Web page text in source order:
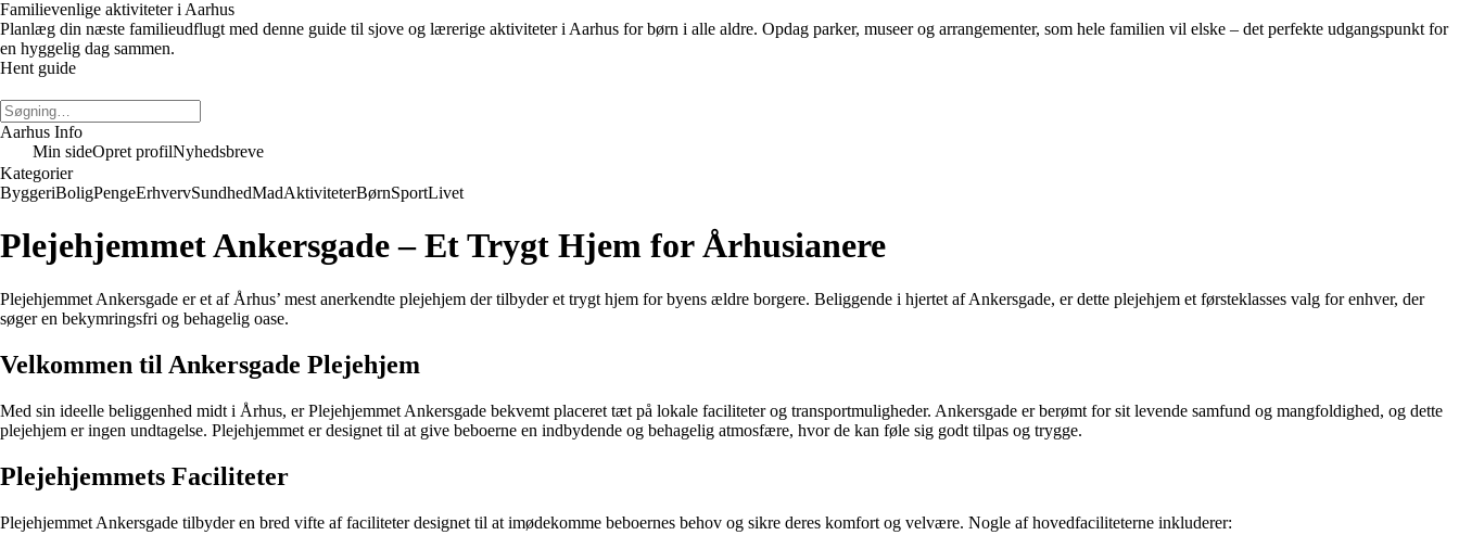
Familievenlige aktiviteter i Aarhus
Planlæg din næste familieudflugt med denne guide til sjove og lærerige aktiviteter i Aarhus for børn i alle aldre. Opdag parker, museer og arrangementer, som hele familien vil elske – det perfekte udgangspunkt for
en hyggelig dag sammen.
Hent guide
Aarhus Info
Min sideOpret profilNyhedsbreve
Kategorier
ByggeriBoligPengeErhvervSundhedMadAktiviteterBørnSportLivet
Plejehjemmet Ankersgade – Et Trygt Hjem for Århusianere
Plejehjemmet Ankersgade er et af Århus’ mest anerkendte plejehjem der tilbyder et trygt hjem for byens ældre borgere. Beliggende i hjertet af Ankersgade, er dette plejehjem et førsteklasses valg for enhver, der
søger en bekymringsfri og behagelig oase.
Velkommen til Ankersgade Plejehjem
Med sin ideelle beliggenhed midt i Århus, er Plejehjemmet Ankersgade bekvemt placeret tæt på lokale faciliteter og transportmuligheder. Ankersgade er berømt for sit levende samfund og mangfoldighed, og dette
plejehjem er ingen undtagelse. Plejehjemmet er designet til at give beboerne en indbydende og behagelig atmosfære, hvor de kan føle sig godt tilpas og trygge.
Plejehjemmets Faciliteter
Plejehjemmet Ankersgade tilbyder en bred vifte af faciliteter designet til at imødekomme beboernes behov og sikre deres komfort og velvære. Nogle af hovedfaciliteterne inkluderer: